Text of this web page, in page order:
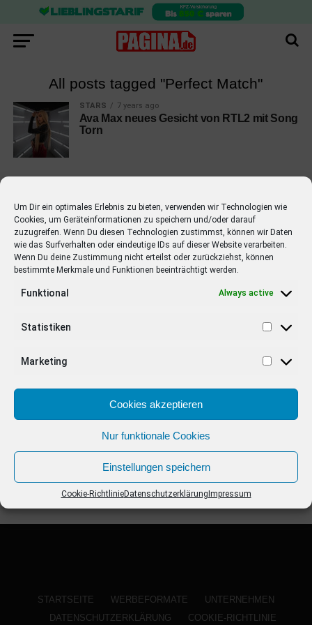
Um Dir ein optimales Erlebnis zu bieten, verwenden wir Technologien wie
Cookies, um Geräteinformationen zu speichern und/oder darauf
zuzugreifen. Wenn Du diesen Technologien zustimmst, können wir Daten
wie das Surfverhalten oder eindeutige IDs auf dieser Website verarbeiten.
Wenn Du deine Zustimmung nicht erteilst oder zurückziehst, können
bestimmte Merkmale und Funktionen beeinträchtigt werden.
Funktional Always active
Statistiken
Marketing
Cookies akzeptieren
Nur funktionale Cookies
Einstellungen speichern
Cookie-RichtlinieDatenschutzerklärung Impressum
All posts tagged "Perfect Match"
STARS 7 years ago
Ava Max neues Gesicht von RTL2 mit Song
Torn
EMPFOHLEN
STARS 4 years ago
Barbara Schöneberger Moderatorin
von “Verstehen Sie Spaß?”
STARTSEITE WERBEFORMATE
UNTERNEHMEN
DATENSCHUTZERKLÄRUNG
COOKIE-RICHTLINIE